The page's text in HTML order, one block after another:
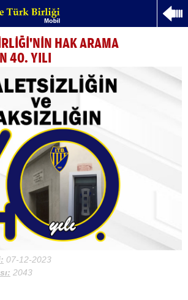
HAK ARAMA
40. YILI
07-12-2023
2043